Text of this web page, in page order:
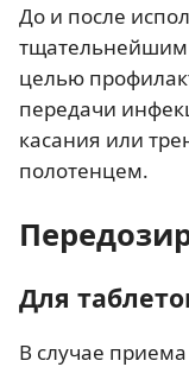
До и после
тщательнейшим
целью
передачи
касания или
полотенцем.
Для
В случае